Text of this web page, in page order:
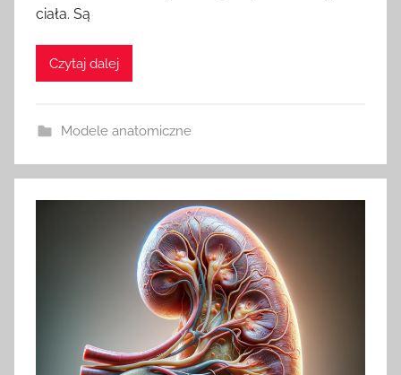
ciała. Są
Czytaj dalej
Modele anatomiczne